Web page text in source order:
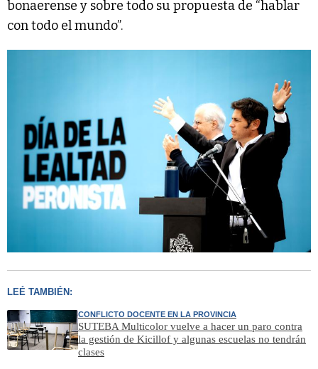
bonaerense y sobre todo su propuesta de “hablar
con todo el mundo”.
LEÉ TAMBIÉN:
CONFLICTO DOCENTE EN LA PROVINCIA
SUTEBA Multicolor vuelve a hacer un paro contra
la gestión de Kicillof y algunas escuelas no tendrán
clases